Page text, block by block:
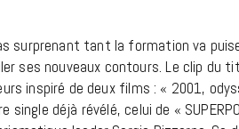
surprenant tant la formation va
ses nouveaux contours. Le clip du
inspiré de deux films : « 2001,
single déjà révélé, celui de «